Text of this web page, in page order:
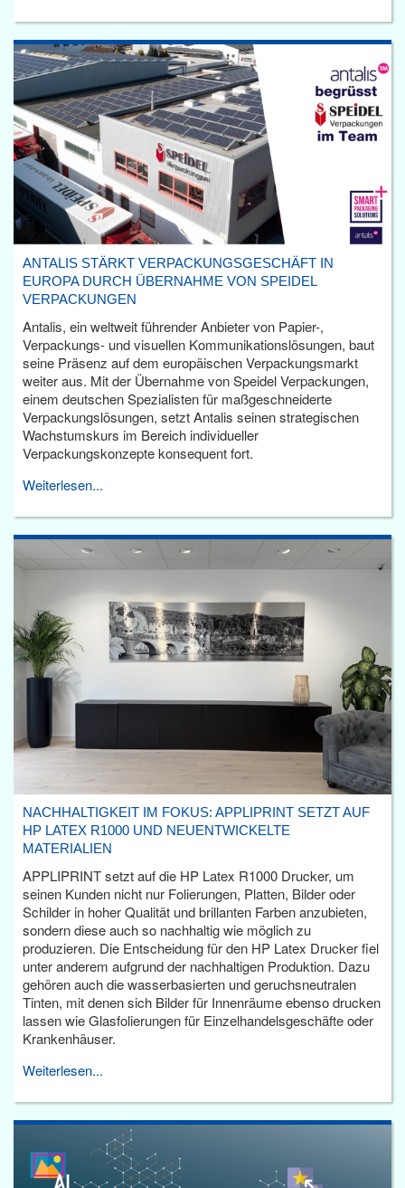
ANTALIS STÄRKT VERPACKUNGSGESCHÄFT IN
EUROPA DURCH ÜBERNAHME VON SPEIDEL
VERPACKUNGEN
Antalis, ein weltweit führender Anbieter von Papier-,
Verpackungs- und visuellen Kommunikationslösungen, baut
seine Präsenz auf dem europäischen Verpackungsmarkt
weiter aus. Mit der Übernahme von Speidel Verpackungen,
einem deutschen Spezialisten für maßgeschneiderte
Verpackungslösungen, setzt Antalis seinen strategischen
Wachstumskurs im Bereich individueller
Verpackungskonzepte konsequent fort.
Weiterlesen...
NACHHALTIGKEIT IM FOKUS: APPLIPRINT SETZT AUF
HP LATEX R1000 UND NEUENTWICKELTE
MATERIALIEN
APPLIPRINT setzt auf die HP Latex R1000 Drucker, um
seinen Kunden nicht nur Folierungen, Platten, Bilder oder
Schilder in hoher Qualität und brillanten Farben anzubieten,
sondern diese auch so nachhaltig wie möglich zu
produzieren. Die Entscheidung für den HP Latex Drucker fiel
unter anderem aufgrund der nachhaltigen Produktion. Dazu
gehören auch die wasserbasierten und geruchsneutralen
Tinten, mit denen sich Bilder für Innenräume ebenso drucken
lassen wie Glasfolierungen für Einzelhandelsgeschäfte oder
Krankenhäuser.
Weiterlesen...